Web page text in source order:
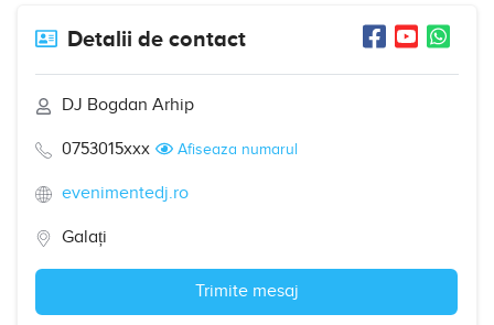
Detalii de contact
DJ Bogdan Arhip
0753015xxx Afiseaza numarul
evenimentedj.ro
Galați
Trimite mesaj